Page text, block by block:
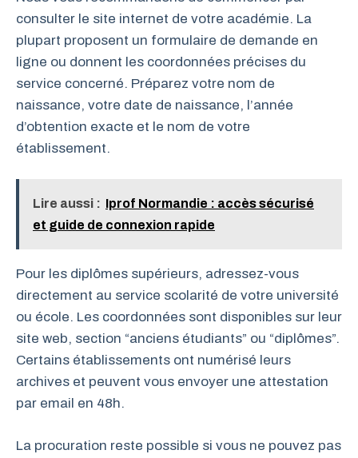
consulter le site internet de votre académie. La
plupart proposent un formulaire de demande en
ligne ou donnent les coordonnées précises du
service concerné. Préparez votre nom de
naissance, votre date de naissance, l’année
d’obtention exacte et le nom de votre
établissement.
Lire aussi : Iprof Normandie : accès sécurisé
et guide de connexion rapide
Pour les diplômes supérieurs, adressez-vous
directement au service scolarité de votre université
ou école. Les coordonnées sont disponibles sur leur
site web, section “anciens étudiants” ou “diplômes”.
Certains établissements ont numérisé leurs
archives et peuvent vous envoyer une attestation
par email en 48h.
La procuration reste possible si vous ne pouvez pas